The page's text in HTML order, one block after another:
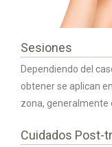
Sesiones
Dependiendo del
obtener se aplican
zona, generalmente
Cuidados Post-